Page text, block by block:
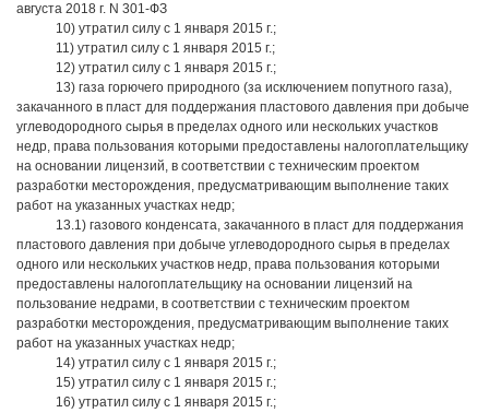
августа 2018 г. N 301-ФЗ
10) утратил силу с 1 января 2015 г.;
11) утратил силу с 1 января 2015 г.;
12) утратил силу с 1 января 2015 г.;
13) газа горючего природного (за исключением попутного газа),
закачанного в пласт для поддержания пластового давления при добыче
углеводородного сырья в пределах одного или нескольких участков
недр, права пользования которыми предоставлены налогоплательщику
на основании лицензий, в соответствии с техническим проектом
разработки месторождения, предусматривающим выполнение таких
работ на указанных участках недр;
13.1) газового конденсата, закачанного в пласт для поддержания
пластового давления при добыче углеводородного сырья в пределах
одного или нескольких участков недр, права пользования которыми
предоставлены налогоплательщику на основании лицензий на
пользование недрами, в соответствии с техническим проектом
разработки месторождения, предусматривающим выполнение таких
работ на указанных участках недр;
14) утратил силу с 1 января 2015 г.;
15) утратил силу с 1 января 2015 г.;
16) утратил силу с 1 января 2015 г.;